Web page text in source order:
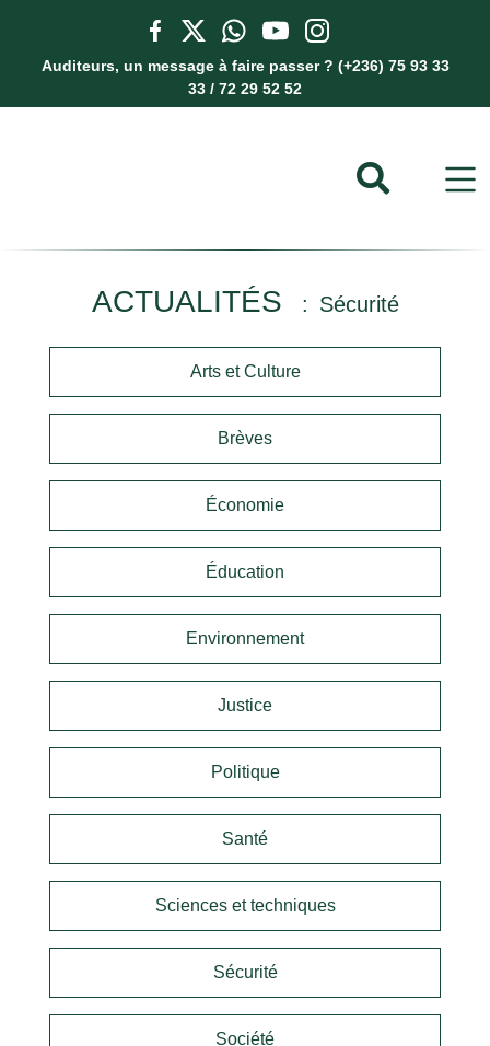
Auditeurs, un message à faire passer ? (+236) 75 93 33
33 / 72 29 52 52
ACTUALITÉS Sécurité
Arts et Culture
Brèves
Économie
Éducation
Environnement
Justice
Politique
Santé
Sciences et techniques
Sécurité
Société